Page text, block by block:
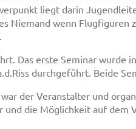
liegt darin
Niemand wenn
Das erste Seminar wurde in
durchgeführt. Beide
der Veranstalter und
die Möglichkeit auf dem